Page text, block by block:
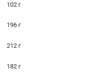
102 г
196 г
212 г
182 г